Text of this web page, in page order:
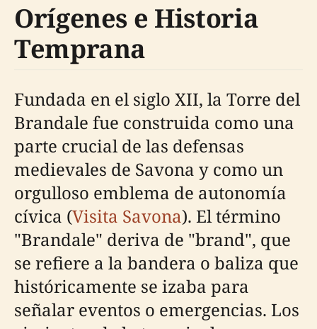
Orígenes e Historia
Temprana
Fundada en el siglo XII, la Torre del
Brandale fue construida como una
parte crucial de las defensas
medievales de Savona y como un
orgulloso emblema de autonomía
cívica (Visita Savona). El término
"Brandale" deriva de "brand", que
se refiere a la bandera o baliza que
históricamente se izaba para
señalar eventos o emergencias. Los